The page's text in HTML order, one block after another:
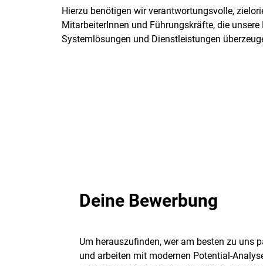
Hierzu benötigen wir verantwortungsvolle,
MitarbeiterInnen und Führungskräfte, die
Systemlösungen und Dienstleistungen
Deine Bewerbung
Um herauszufinden, wer am besten zu uns
und arbeiten mit modernen Potential-